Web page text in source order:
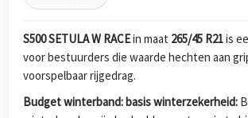
S500 SETULA W RACEin maat 265/45 R21is
voor bestuurders die waarde hechten aan
voorspelbaar rijgedrag.
Budget winterband: basis winterzekerheid: